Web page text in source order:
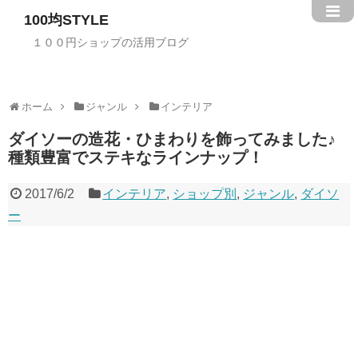
100均STYLE
１００円ショップの活用ブログ
ホーム ジャンル インテリア
ダイソーの造花・ひまわりを飾ってみました♪
種類豊富でステキなラインナップ！
2017/6/2 インテリア, ショップ別 , ジャンル, ダイソ
ー